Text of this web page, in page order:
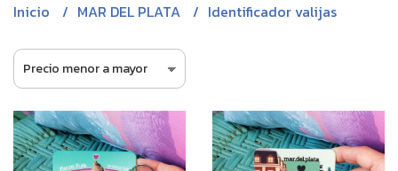
Inicio MAR DEL PLATA Identificador valijas